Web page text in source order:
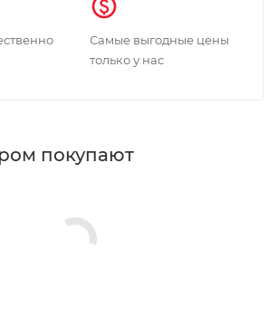
Самые выгодные цены
только у нас
покупают